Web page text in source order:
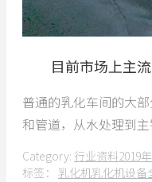
目前市场上主流
普通的乳化车间的大
和管道，从水处理到
Category: 行业资料2019
标签： 乳化机乳化机设备